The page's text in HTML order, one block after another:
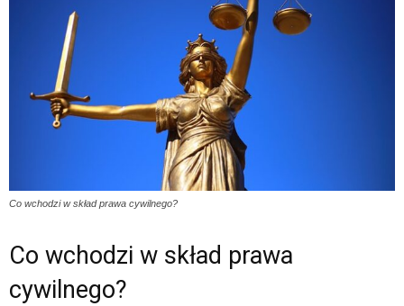
Co wchodzi w skład prawa cywilnego?
Co wchodzi w skład prawa
cywilnego?